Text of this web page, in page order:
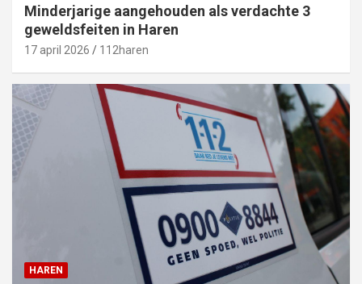
Minderjarige aangehouden als verdachte 3
geweldsfeiten in Haren
17 april 2026 112haren
HAREN